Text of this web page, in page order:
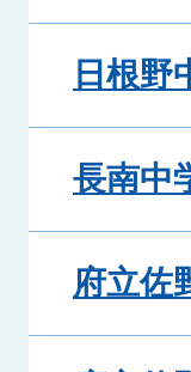
日根野
長南中
府立佐